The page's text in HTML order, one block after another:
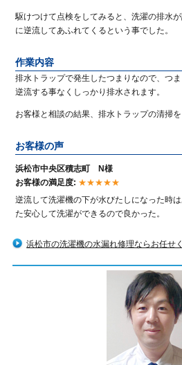
駆けつけて点検をしてみると、洗濯の排水
に逆流してあふれてくるという事でした。
作業内容
排水トラップで発生したつまりなので、つ
逆流する事なくしっかり排水されます。
お客様と相談の結果、排水トラップの清掃
お客様の声
浜松市中央区積志町 N様
お客様の満足度: ★★★★★
逆流して洗濯機の下が水びたしになった時
た安心して洗濯ができるので良かった。
浜松市の洗濯機の水漏れ修理ならお任せ